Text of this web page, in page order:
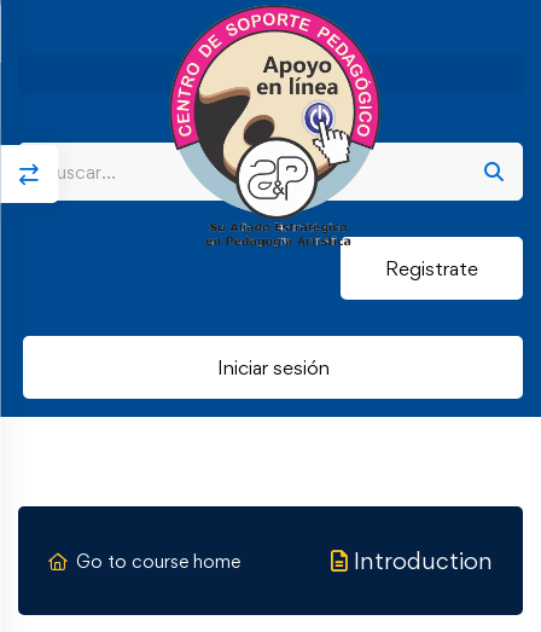
Registrate
Iniciar sesión
Go to course home Introduction